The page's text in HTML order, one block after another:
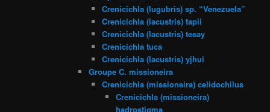
Crenicichla (lugubris) sp. “Venezuela”
Crenicichla (lacustris) tapii
Crenicichla (lacustris) tesay
Crenicichla tuca
Crenicichla (lacustris) yjhui
Groupe C. missioneira
Crenicichla (missioneira) celidochilus
Crenicichla (missioneira)
hadrostigma